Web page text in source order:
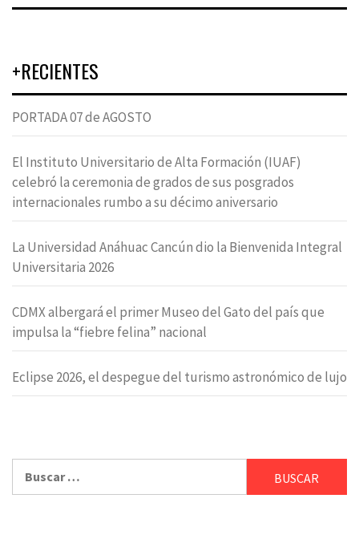
+RECIENTES
PORTADA 07 de AGOSTO
El Instituto Universitario de Alta Formación (IUAF)
celebró la ceremonia de grados de sus posgrados
internacionales rumbo a su décimo aniversario
La Universidad Anáhuac Cancún dio la Bienvenida Integral
Universitaria 2026
CDMX albergará el primer Museo del Gato del país que
impulsa la “fiebre felina” nacional
Eclipse 2026, el despegue del turismo astronómico de lujo